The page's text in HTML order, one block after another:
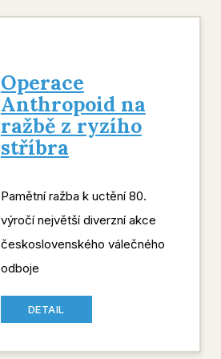
Operace
Anthropoid na
ražbě z ryzího
stříbra
Pamětní ražba k uctění 80.
výročí největší diverzní akce
československého válečného
odboje
DETAIL